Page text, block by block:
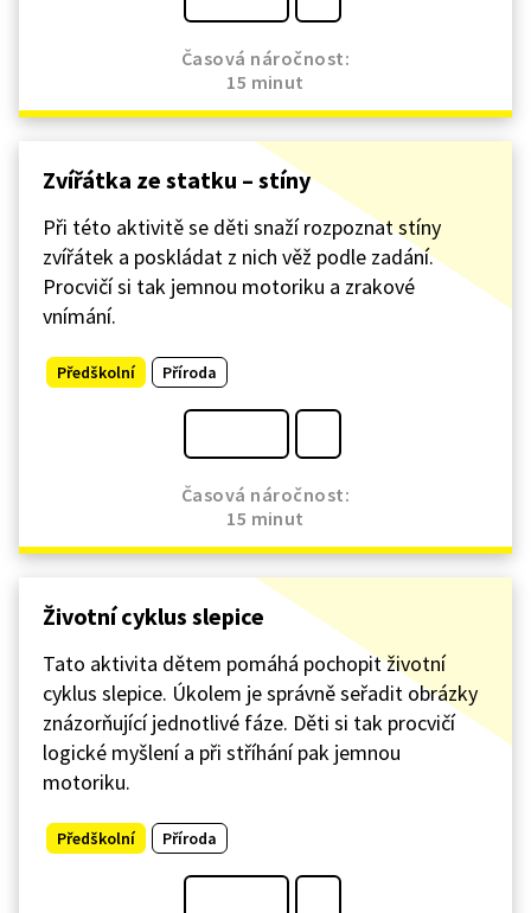
Časová náročnost:
15 minut
Zvířátka ze statku – stíny
Při této aktivitě se děti snaží rozpoznat stíny
zvířátek a poskládat z nich věž podle zadání.
Procvičí si tak jemnou motoriku a zrakové
vnímání.
Předškolní Příroda
Časová náročnost:
15 minut
Životní cyklus slepice
Tato aktivita dětem pomáhá pochopit životní
cyklus slepice. Úkolem je správně seřadit obrázky
znázorňující jednotlivé fáze. Děti si tak procvičí
logické myšlení a při stříhání pak jemnou
motoriku.
Předškolní Příroda